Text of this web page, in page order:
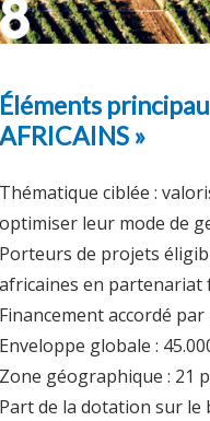
Éléments
AFRICAINS »
Thématique ciblée :
optimiser leur mode de
Porteurs de projets
africaines en partenariat
Financement accordé
Enveloppe globale :
Zone géographique : 21
Part de la dotation sur le